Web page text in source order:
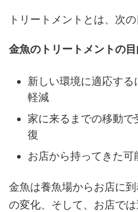
トリートメントとは、次の
金魚のトリートメントの
新しい環境に適応す
軽減
家に来るまでの移動
復
お店から持ってきた
金魚は養魚場からお店に
の変化、そして、お店では